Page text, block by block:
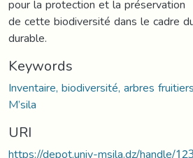
pour la protection et la préservation
de cette biodiversité dans le cadre
durable.
Keywords
Inventaire, biodiversité, arbres
M’sila
URI